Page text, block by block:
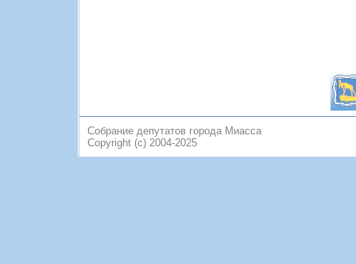
Собрание депутатов города Миасса
Copyright (c) 2004-2025